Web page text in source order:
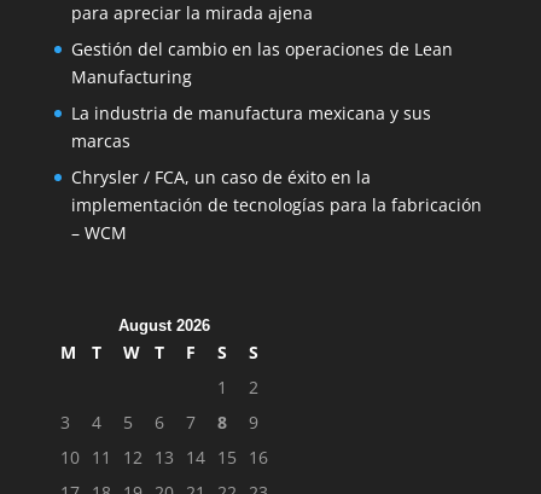
para apreciar la mirada ajena
Gestión del cambio en las operaciones de Lean
Manufacturing
La industria de manufactura mexicana y sus
marcas
Chrysler / FCA, un caso de éxito en la
implementación de tecnologías para la fabricación
– WCM
August 2026
M T W T F S
S
1
2
3
4 5 6 7 8
9
10 11 12 13 14 15
16